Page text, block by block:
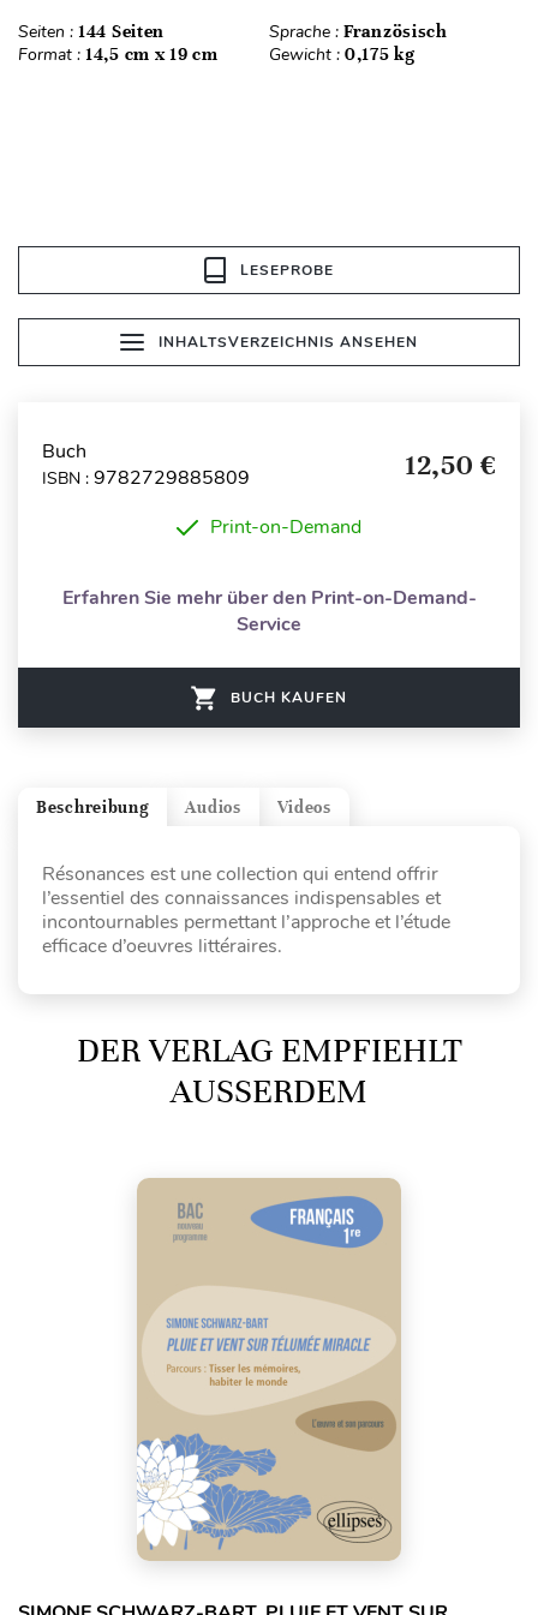
Seiten : 144 Seiten Sprache : Französisch
Format : 14,5 cm x 19 cm Gewicht : 0,175 kg
LESEPROBE
INHALTSVERZEICHNIS ANSEHEN
Buch
ISBN : 9782729885809 12,50 €
Print-on-Demand
Erfahren Sie mehr über den Print-on-Demand-
Service
BUCH KAUFEN
Videos
Audios
Beschreibung
Résonances est une collection qui entend offrir
l’essentiel des connaissances indispensables et
incontournables permettant l’approche et l’étude
efficace d’oeuvres littéraires.
DER VERLAG EMPFIEHLT
AUSSERDEM